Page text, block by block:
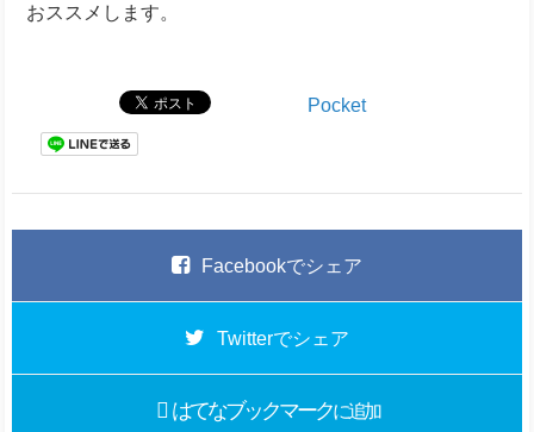
おススメします。
Pocket
Facebookでシェア
Twitterでシェア
はてなブックマークに追加